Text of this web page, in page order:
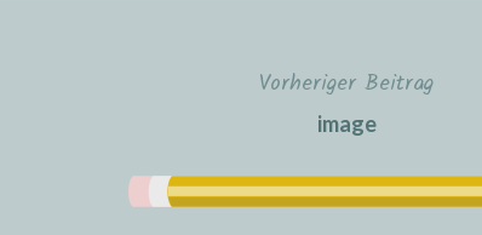
Vorheriger Beitrag
image